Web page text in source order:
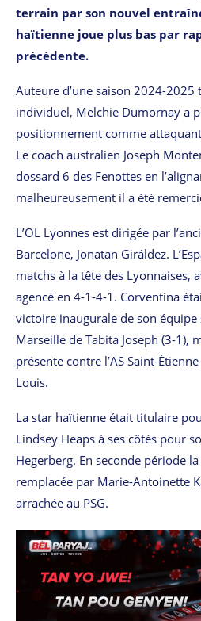
terrain par son nouvel
haïtienne joue plus bas par
précédente.
Auteure d’une saison 2024-
individuel, Melchie Dumornay a
positionnement comme
Le coach australien Joseph
dossard 6 des Fenottes en
malheureusement il a été
L’OL Lyonnes est dirigée par
Barcelone, Jonatan Giráldez.
matchs à la tête des Lyonnaises,
agencé en 4-1-4-1. Corventina
victoire inaugurale de son équipe
Marseille de Tabita Joseph (3-1),
présente contre l’AS Saint-
Louis.
La star haïtienne était titulaire
Lindsey Heaps à ses côtés pour
Hegerberg. En seconde période
remplacée par Marie-Antoinette
arrachée au PSG.